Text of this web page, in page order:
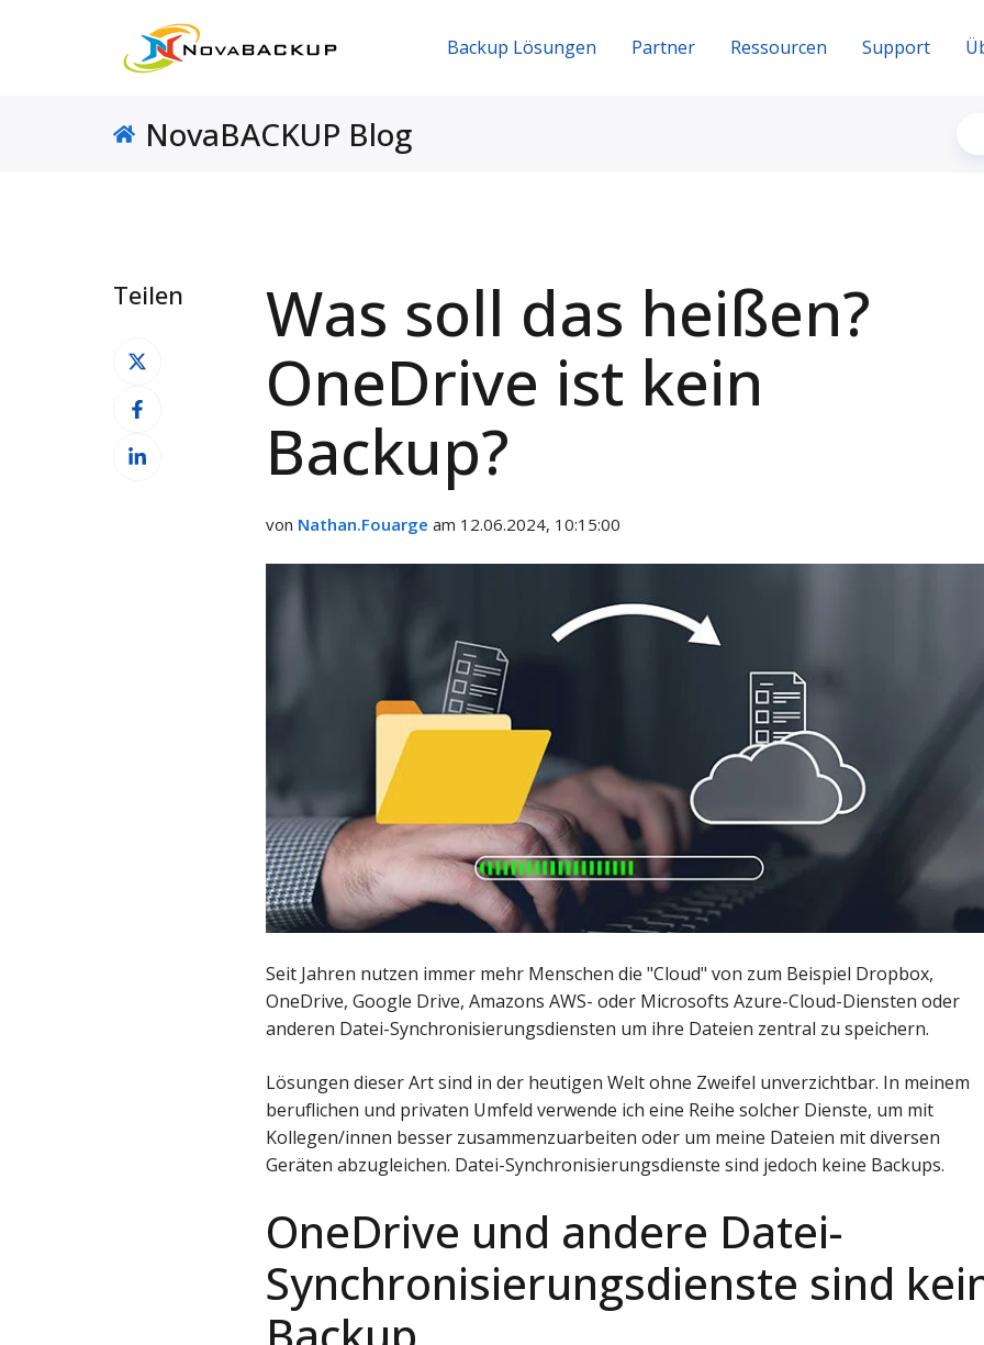
Backup Lösungen Partner Ressourcen Support
NovaBACKUP Blog
Teilen
Auf
teilen
Auf
Facebook
teilen
Auf
Was soll das heißen?
OneDrive ist kein
Backup?
von Nathan.Fouarge am 12.06.2024, 10:15:00
Seit Jahren nutzen immer mehr Menschen die "Cloud" von zum Beispiel Dropbox,
OneDrive, Google Drive, Amazons AWS- oder Microsofts Azure-Cloud-Diensten oder
anderen Datei-Synchronisierungsdiensten um ihre Dateien zentral zu speichern.
Lösungen dieser Art sind in der heutigen Welt ohne Zweifel unverzichtbar. In meinem
beruflichen und privaten Umfeld verwende ich eine Reihe solcher Dienste, um mit
Kollegen/innen besser zusammenzuarbeiten oder um meine Dateien mit diversen
Geräten abzugleichen. Datei-Synchronisierungsdienste sind jedoch keine Backups.
OneDrive und andere Datei-
Synchronisierungsdienste sind